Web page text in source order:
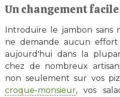
Un changement
Introduire le jambon sans
ne demande aucun
aujourd'hui dans la
chez de nombreux
non seulement sur vos
croque-monsieur, vos